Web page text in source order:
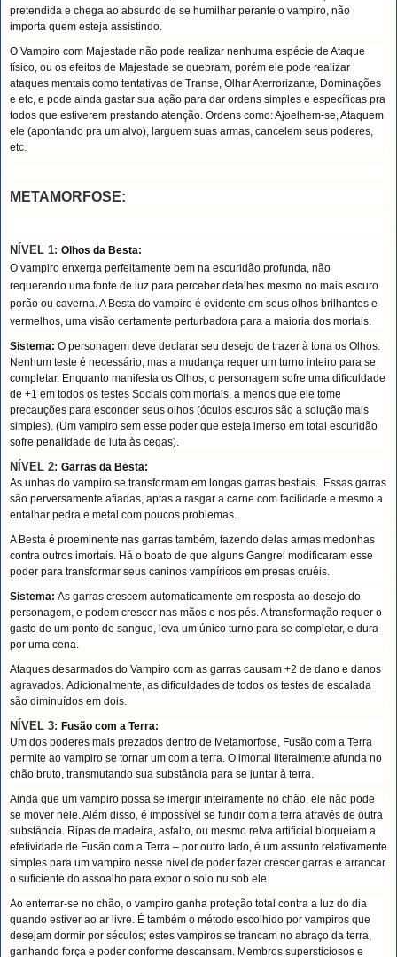
pretendida e chega ao absurdo de se humilhar perante o vampiro, não
importa quem esteja assistindo.
O Vampiro com Majestade não pode realizar nenhuma espécie de Ataque
físico, ou os efeitos de Majestade se quebram, porém ele pode realizar
ataques mentais como tentativas de Transe, Olhar Aterrorizante, Dominações
e etc, e pode ainda gastar sua ação para dar ordens simples e específicas pra
todos que estiverem prestando atenção. Ordens como: Ajoelhem-se, Ataquem
ele (apontando pra um alvo), larguem suas armas, cancelem seus poderes,
etc.
METAMORFOSE:
NÍVEL 1: Olhos da Besta:
O vampiro enxerga perfeitamente bem na escuridão profunda, não
requerendo uma fonte de luz para perceber detalhes mesmo no mais escuro
porão ou caverna. A Besta do vampiro é evidente em seus olhos brilhantes e
vermelhos, uma visão certamente perturbadora para a maioria dos mortais.
Sistema: O personagem deve declarar seu desejo de trazer à tona os Olhos.
Nenhum teste é necessário, mas a mudança requer um turno inteiro para se
completar. Enquanto manifesta os Olhos, o personagem sofre uma dificuldade
de +1 em todos os testes Sociais com mortais, a menos que ele tome
precauções para esconder seus olhos (óculos escuros são a solução mais
simples). (Um vampiro sem esse poder que esteja imerso em total escuridão
sofre penalidade de luta às cegas).
NÍVEL 2: Garras da Besta:
As unhas do vampiro se transformam em longas garras bestiais. Essas garras
são perversamente afiadas, aptas a rasgar a carne com facilidade e mesmo a
entalhar pedra e metal com poucos problemas.
A Besta é proeminente nas garras também, fazendo delas armas medonhas
contra outros imortais. Há o boato de que alguns Gangrel modificaram esse
poder para transformar seus caninos vampíricos em presas cruéis.
Sistema: As garras crescem automaticamente em resposta ao desejo do
personagem, e podem crescer nas mãos e nos pés. A transformação requer o
gasto de um ponto de sangue, leva um único turno para se completar, e dura
por uma cena.
Ataques desarmados do Vampiro com as garras causam +2 de dano e danos
agravados. Adicionalmente, as dificuldades de todos os testes de escalada
são diminuídos em dois.
NÍVEL 3: Fusão com a Terra:
Um dos poderes mais prezados dentro de Metamorfose, Fusão com a Terra
permite ao vampiro se tornar um com a terra. O imortal literalmente afunda no
chão bruto, transmutando sua substância para se juntar à terra.
Ainda que um vampiro possa se imergir inteiramente no chão, ele não pode
se mover nele. Além disso, é impossível se fundir com a terra através de outra
substância. Ripas de madeira, asfalto, ou mesmo relva artificial bloqueiam a
efetividade de Fusão com a Terra – por outro lado, é um assunto relativamente
simples para um vampiro nesse nível de poder fazer crescer garras e arrancar
o suficiente do assoalho para expor o solo nu sob ele.
Ao enterrar-se no chão, o vampiro ganha proteção total contra a luz do dia
quando estiver ao ar livre. É também o método escolhido por vampiros que
desejam dormir por séculos; estes vampiros se trancam no abraço da terra,
ganhando força e poder conforme descansam. Membros supersticiosos e